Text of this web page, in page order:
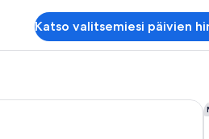
Katso valitsemiesi päivien
Boutique Hotel